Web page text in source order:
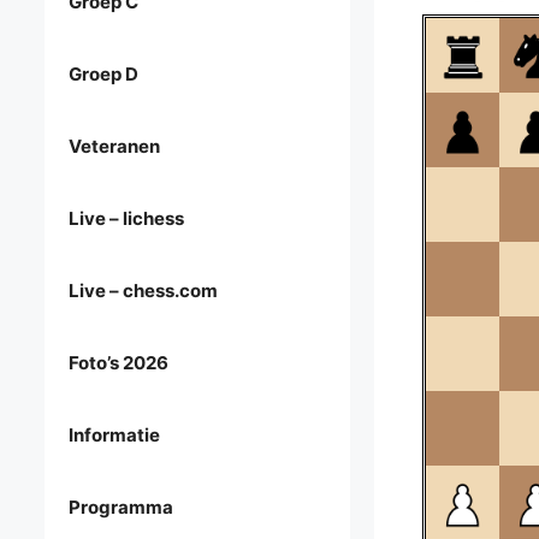
Groep D
Veteranen
Live – lichess
Live – chess.com
Foto’s 2026
Informatie
Programma